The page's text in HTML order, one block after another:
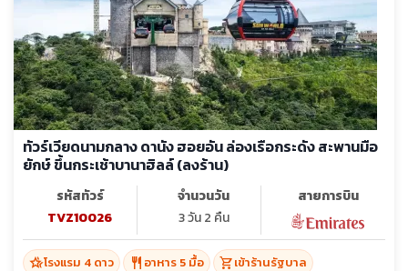
ทัวร์เวียดนามกลาง ดานัง ฮอยอัน ล่องเรือกระดัง สะพานมือ
ยักษ์ ขึ้นกระเช้าบานาฮิลล์ (ลงร้าน)
รหัสทัวร์
TVZ10026
จำนวนวัน
3 วัน 2 คืน
สายการบิน
hotel_classโรงแรม 4 ดาว restaurant อาหาร 5 มื้อ shopping_cartเข้าร้านรัฐบาล